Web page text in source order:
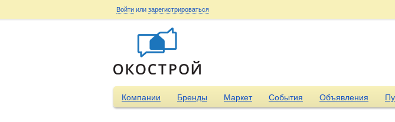
Войти или зарегистрироваться
Компании Бренды Маркет События Объявления